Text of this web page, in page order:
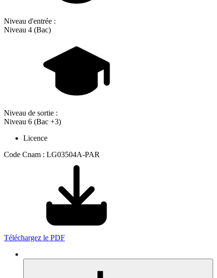
Niveau d'entrée :
Niveau 4 (Bac)
Niveau de sortie :
Niveau 6 (Bac +3)
Licence
Code Cnam : LG03504A-PAR
Téléchargez le PDF